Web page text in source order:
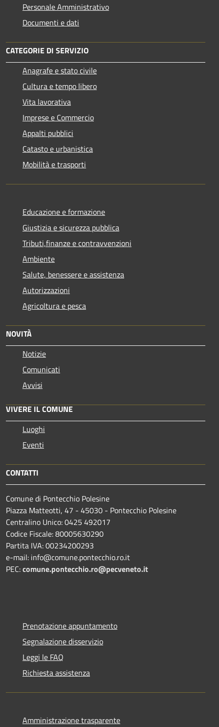
Personale Amministrativo
Documenti e dati
CATEGORIE DI SERVIZIO
Anagrafe e stato civile
Cultura e tempo libero
Vita lavorativa
Imprese e Commercio
Appalti pubblici
Catasto e urbanistica
Mobilità e trasporti
Educazione e formazione
Giustizia e sicurezza pubblica
Tributi,finanze e contravvenzioni
Ambiente
Salute, benessere e assistenza
Autorizzazioni
Agricoltura e pesca
NOVITÀ
Notizie
Comunicati
Avvisi
VIVERE IL COMUNE
Luoghi
Eventi
CONTATTI
Comune di Pontecchio Polesine
Piazza Matteotti, 47 - 45030 - Pontecchio Polesine
Centralino Unico: 0425 492017
Codice Fiscale: 80005630290
Partita IVA: 00234200293
e-mail: info@comune.pontecchio.ro.it
PEC:comune.pontecchio.ro@pecveneto.it
Prenotazione appuntamento
Segnalazione disservizio
Leggi le FAQ
Richiesta assistenza
Amministrazione trasparente